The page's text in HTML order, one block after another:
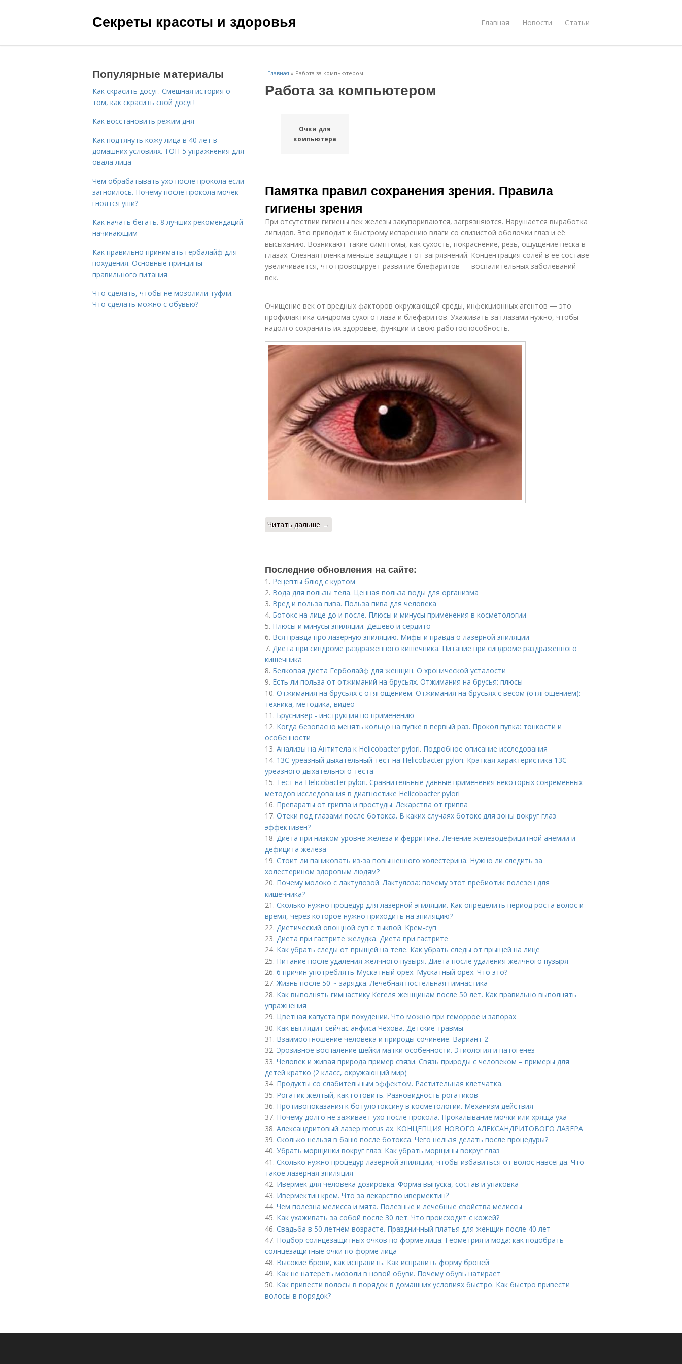
Секреты красоты и здоровья Главная Новости Статьи
Главная » Работа за компьютером
Работа за компьютером
Очки для
компьютера
Памятка правил сохранения зрения. Правила
гигиены зрения
При отсутствии гигиены век железы закупориваются, загрязняются. Нарушается выработка
липидов. Это приводит к быстрому испарению влаги со слизистой оболочки глаз и её
высыханию. Возникают такие симптомы, как сухость, покраснение, резь, ощущение песка в
глазах. Слёзная пленка меньше защищает от загрязнений. Концентрация солей в её составе
увеличивается, что провоцирует развитие блефаритов — воспалительных заболеваний
век.
Очищение век от вредных факторов окружающей среды, инфекционных агентов — это
профилактика синдрома сухого глаза и блефаритов. Ухаживать за глазами нужно, чтобы
надолго сохранить их здоровье, функции и свою работоспособность.
Читать дальше →
Последние обновления на сайте:
1. Рецепты блюд с куртом
2. Вода для пользы тела. Ценная польза воды для организма
3. Вред и польза пива. Польза пива для человека
4. Ботокс на лице до и после. Плюсы и минусы применения в косметологии
5. Плюсы и минусы эпиляции. Дешево и сердито
6. Вся правда про лазерную эпиляцию. Мифы и правда о лазерной эпиляции
7. Диета при синдроме раздраженного кишечника. Питание при синдроме раздраженного
кишечника
8. Белковая диета Герболайф для женщин. О хронической усталости
9. Есть ли польза от отжиманий на брусьях. Отжимания на брусья: плюсы
10. Отжимания на брусьях с отягощением. Отжимания на брусьях с весом (отягощением):
техника, методика, видео
11. Бруснивер - инструкция по применению
12. Когда безопасно менять кольцо на пупке в первый раз. Прокол пупка: тонкости и
особенности
13. Анализы на Антитела к Helicobacter pylori. Подробное описание исследования
14. 13С-уреазный дыхательный тест на Helicobacter pylori. Краткая характеристика 13С-
уреазного дыхательного теста
15. Тест на Helicobacter pylori. Сравнительные данные применения некоторых современных
методов исследования в диагностике Helicobacter pylori
16. Препараты от гриппа и простуды. Лекарства от гриппа
17. Отеки под глазами после ботокса. В каких случаях ботокс для зоны вокруг глаз
эффективен?
18. Диета при низком уровне железа и ферритина. Лечение железодефицитной анемии и
дефицита железа
19. Стоит ли паниковать из-за повышенного холестерина. Нужно ли следить за
холестерином здоровым людям?
20. Почему молоко с лактулозой. Лактулоза: почему этот пребиотик полезен для
кишечника?
21. Сколько нужно процедур для лазерной эпиляции. Как определить период роста волос и
время, через которое нужно приходить на эпиляцию?
22. Диетический овощной суп с тыквой. Крем-суп
23. Диета при гастрите желудка. Диета при гастрите
24. Как убрать следы от прыщей на теле. Как убрать следы от прыщей на лице
25. Питание после удаления желчного пузыря. Диета после удаления желчного пузыря
26. 6 причин употреблять Мускатный орех. Мускатный орех. Что это?
27.Жизнь после 50 ~ зарядка. Лечебная постельная гимнастика
28. Как выполнять гимнастику Кегеля женщинам после 50 лет. Как правильно выполнять
упражнения
29. Цветная капуста при похудении. Что можно при геморрое и запорах
30. Как выглядит сейчас анфиса Чехова. Детские травмы
31. Взаимоотношение человека и природы сочинеие. Вариант 2
32. Эрозивное воспаление шейки матки особенности. Этиология и патогенез
33. Человек и живая природа пример связи. Связь природы с человеком – примеры для
детей кратко (2 класс, окружающий мир)
34. Продукты со слабительным эффектом. Растительная клетчатка.
35. Рогатик желтый, как готовить. Разновидность рогатиков
36. Противопоказания к ботулотоксину в косметологии. Механизм действия
37. Почему долго не заживает ухо после прокола. Прокалывание мочки или хряща уха
38. Александритовый лазер motus ax. КОНЦЕПЦИЯ НОВОГО АЛЕКСАНДРИТОВОГО ЛАЗЕРА
39. Сколько нельзя в баню после ботокса. Чего нельзя делать после процедуры?
40. Убрать морщинки вокруг глаз. Как убрать морщины вокруг глаз
41. Сколько нужно процедур лазерной эпиляции, чтобы избавиться от волос навсегда. Что
такое лазерная эпиляция
42. Ивермек для человека дозировка. Форма выпуска, состав и упаковка
43. Ивермектин крем. Что за лекарство ивермектин?
44. Чем полезна мелисса и мята. Полезные и лечебные свойства мелиссы
45. Как ухаживать за собой после 30 лет. Что происходит с кожей?
46. Свадьба в 50 летнем возрасте. Праздничный платья для женщин после 40 лет
47. Подбор солнцезащитных очков по форме лица. Геометрия и мода: как подобрать
солнцезащитные очки по форме лица
48. Высокие брови, как исправить. Как исправить форму бровей
49. Как не натереть мозоли в новой обуви. Почему обувь натирает
50. Как привести волосы в порядок в домашних условиях быстро. Как быстро привести
волосы в порядок?
Популярные материалы
Как скрасить досуг. Смешная история о
том, как скрасить свой досуг!
Как восстановить режим дня
Как подтянуть кожу лица в 40 лет в
домашних условиях. ТОП-5 упражнения для
овала лица
Чем обрабатывать ухо после прокола если
загноилось. Почему после прокола мочек
гноятся уши?
Как начать бегать. 8 лучших рекомендаций
начинающим
Как правильно принимать гербалайф для
похудения. Основные принципы
правильного питания
Что сделать, чтобы не мозолили туфли.
Что сделать можно с обувью?